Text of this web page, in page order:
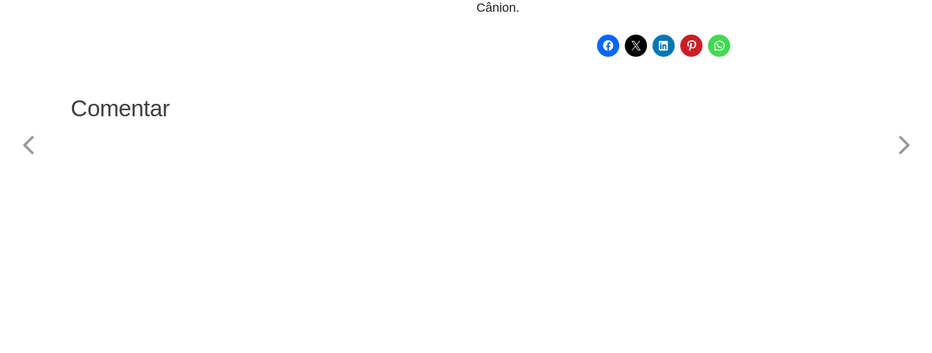
Cânion.
Comentar